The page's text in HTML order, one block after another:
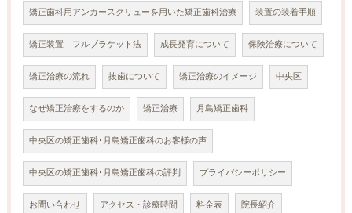
矯正歯科用アンカースクリューを用いた矯正歯科治療 装置の装着手順
矯正装置 フルブラケット法 成長発育について 保険治療について
矯正治療の流れ 抜歯について 矯正治療のイメージ 中央区
なぜ矯正治療をするのか 矯正治療 月島矯正歯科
中央区の矯正歯科･月島矯正歯科のお客様の声
中央区の矯正歯科･月島矯正歯科の評判 プライバシーポリシー
お問い合わせ アクセス・診療時間 料金表 院長紹介